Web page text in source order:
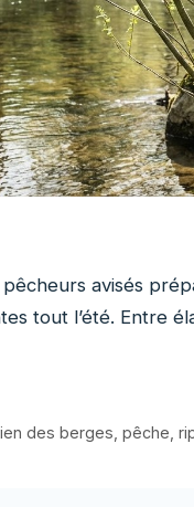
avisés
tout l’été. Entre
des berges pêche